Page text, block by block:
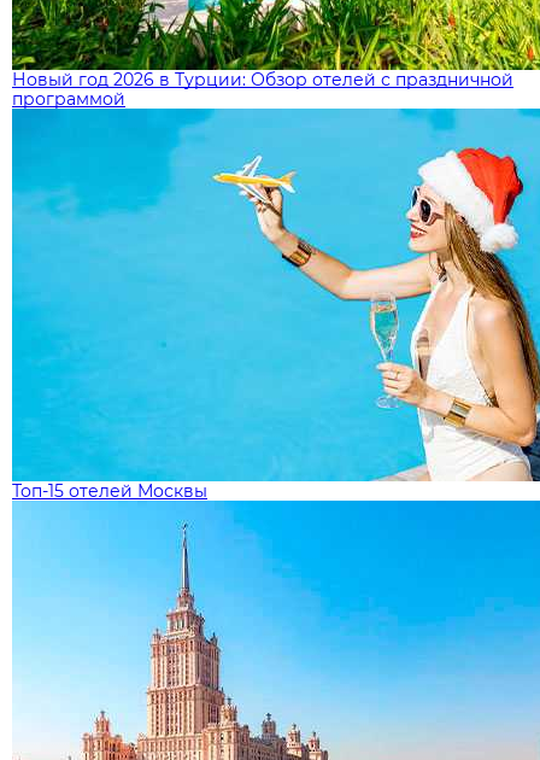
Новый год 2026 в Турции: Обзор отелей с праздничной
программой
Топ-15 отелей Москвы